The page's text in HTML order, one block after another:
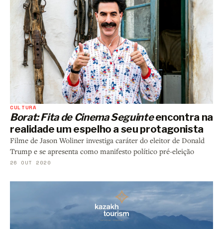
CULTURA
Borat: Fita de Cinema Seguinteencontra na
realidade um espelho a seu protagonista
Filme de Jason Woliner investiga caráter do eleitor de Donald
Trump e se apresenta como manifesto político pré-eleição
26 OUT 2020